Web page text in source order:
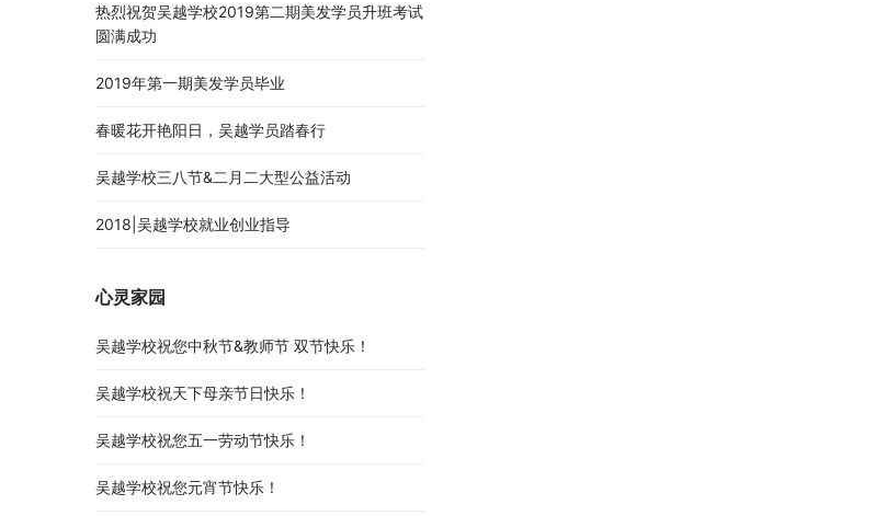
热烈祝贺吴越学校2019第二期美发学员升班考试
圆满成功
2019年第一期美发学员毕业
春暖花开艳阳日，吴越学员踏春行
吴越学校三八节&二月二大型公益活动
2018|吴越学校就业创业指导
心灵家园
吴越学校祝您中秋节&教师节 双节快乐！
吴越学校祝天下母亲节日快乐！
吴越学校祝您五一劳动节快乐！
吴越学校祝您元宵节快乐！